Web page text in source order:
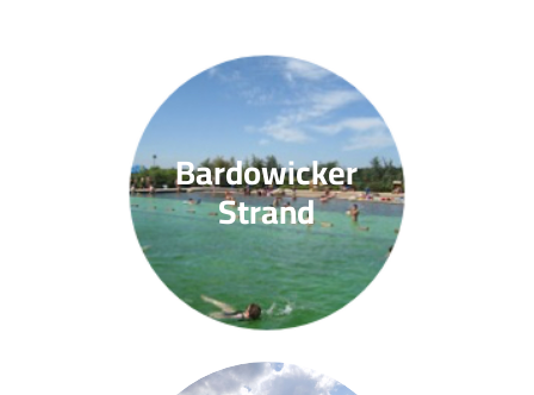
Bardowicker
Strand